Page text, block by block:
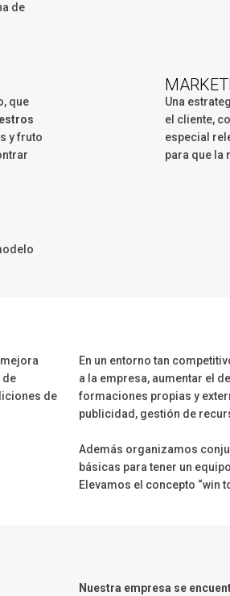
de
que
y fruto
Una
el cliente,
especial
para que la
de
de
En un entorno tan
a la empresa, aumentar el
formaciones propias y
publicidad, gestión de
Además organizamos
básicas para tener un
Elevamos el concepto “win
Nuestra empresa se